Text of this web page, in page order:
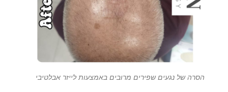
הסרה של נגעים שפירים מרובים באמצעות לייזר אבלטיבי